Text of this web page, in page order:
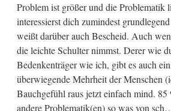
Problem ist größer und die Problematik
interessierst dich zumindest
weißt darüber auch Bescheid. Auch
die leichte Schulter nimmst. Derer wie
Bedenkenträger wie ich, gibt es auch
überwiegende Mehrheit der Menschen
Bauchgefühl raus jetzt einfach mind. 85
andere Problematik(en) so was von